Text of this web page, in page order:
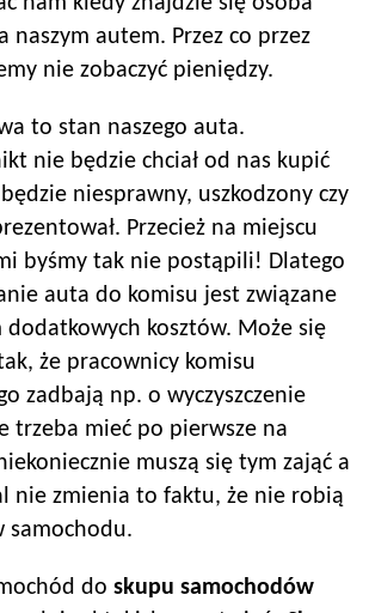
naszym autem. Przez co przez
nie zobaczyć pieniędzy.
to stan naszego auta.
nie będzie chciał od nas kupić
niesprawny, uszkodzony czy
Przecież na miejscu
byśmy tak nie postąpili! Dlatego
auta do komisu jest związane
kosztów. Może się
że pracownicy komisu
zadbają np. o wyczyszczenie
trzeba mieć po pierwsze na
muszą się tym zająć a
nie zmienia to faktu, że nie robią
samochodu.
do skupu samochodów